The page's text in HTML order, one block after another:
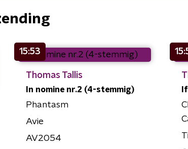
15:53
Thomas Tallis
In nomine nr.2 (4-stemmig)
Phantasm
Avie
AV2054